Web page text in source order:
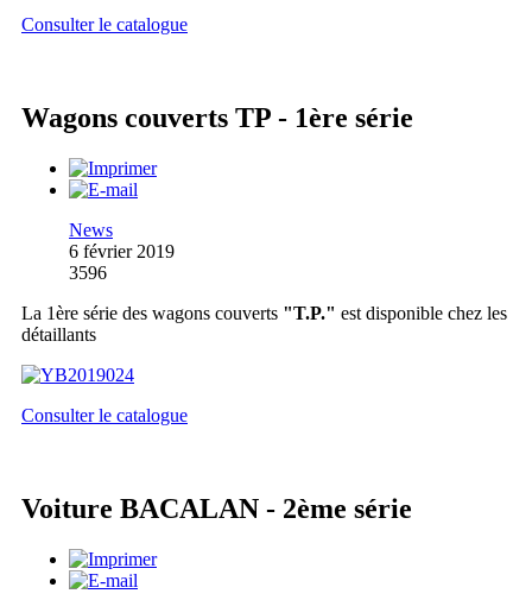
Consulter le catalogue
Wagons couverts TP - 1ère série
News
6 février 2019
3596
La 1ère série des wagons couverts "T.P." est disponible chez les
détaillants
Consulter le catalogue
Voiture BACALAN - 2ème série